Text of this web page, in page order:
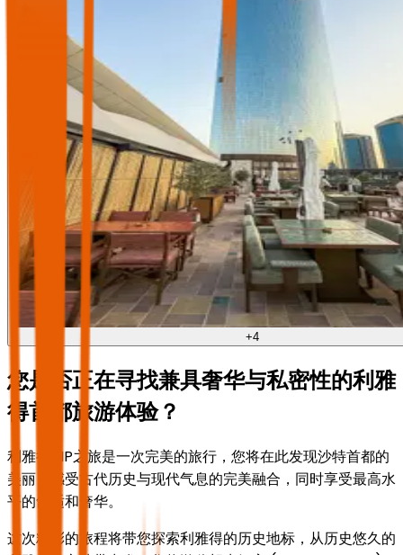
+4
您是否正在寻找兼具奢华与私密性的利雅
得首都旅游体验？
利雅得VIP之旅是一次完美的旅行，您将在此发现沙特首都的
美丽，感受古代历史与现代气息的完美融合，同时享受最高水
平的舒适和奢华。
这次精彩的旅程将带您探索利雅得的历史地标，从历史悠久的